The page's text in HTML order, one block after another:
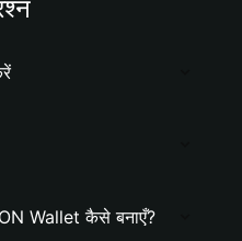
Wallet कैसे बनाएँ?